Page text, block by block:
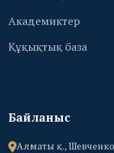
Академиктер
Құқықтық база
Байланыс
Алматы қ., Шевченко